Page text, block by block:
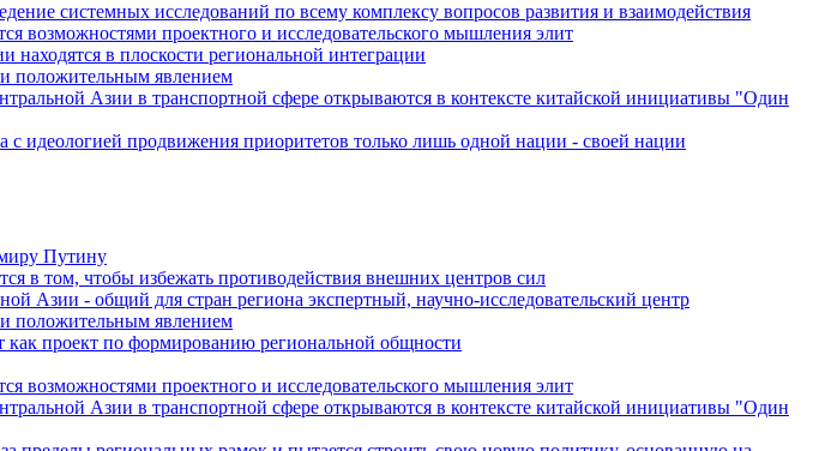
системных исследований по всему комплексу вопросов развития и взаимодействия
возможностями проектного и исследовательского мышления элит
в плоскости региональной интеграции
положительным явлением
Азии в транспортной сфере открываются в контексте китайской инициативы "Один
идеологией продвижения приоритетов только лишь одной нации - своей нации
Путину
в том, чтобы избежать противодействия внешних центров сил
Азии - общий для стран региона экспертный, научно-исследовательский центр
положительным явлением
проект по формированию региональной общности
возможностями проектного и исследовательского мышления элит
Азии в транспортной сфере открываются в контексте китайской инициативы "Один